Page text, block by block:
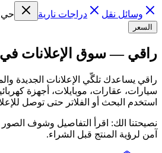
وسائل نقل دراجات نارية حي
السعر
راقي — سوق الإعلانات في
راقي يساعدك تلگّي الإعلانات الجديدة
سيارات، عقارات، موبايلات، أجهزة
استخدم البحث أو الفلاتر حتى توصل
نصيحتنا الك: اقرأ التفاصيل وشوف
آمن لرؤية المنتج قبل الشراء.